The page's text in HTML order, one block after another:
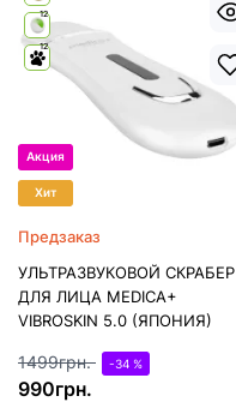
12
12
Акция
Хит
Предзаказ
УЛЬТРАЗВУКОВОЙ СКРАБЕР
ДЛЯ ЛИЦА MEDICA+
VIBROSKIN 5.0 (ЯПОНИЯ)
1499грн. -34 %
990грн.